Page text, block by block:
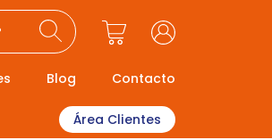
Blog Contacto
Área Clientes